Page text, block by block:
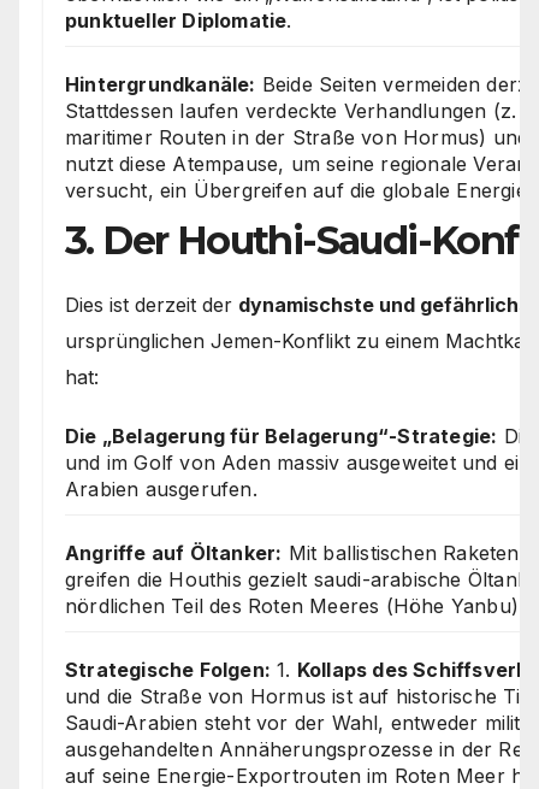
punktueller Diplomatie.
Hintergrundkanäle: Beide Seiten vermeiden
Stattdessen laufen verdeckte Verhandlungen (z.
maritimer Routen in der Straße von Hormus)
nutzt diese Atempause, um seine regionale
versucht, ein Übergreifen auf die globale
3. Der Houthi-Saudi-
Dies ist derzeit der dynamischste und
ursprünglichen Jemen-Konflikt zu einem
hat:
Die „Belagerung für Belagerung“-Strategie:
und im Golf von Aden massiv ausgeweitet und
Arabien ausgerufen.
Angriffe auf Öltanker: Mit ballistischen Raketen
greifen die Houthis gezielt saudi-arabische
nördlichen Teil des Roten Meeres (Höhe Yanbu)
Strategische Folgen: 1. Kollaps des
und die Straße von Hormus ist auf historische
Saudi-Arabien steht vor der Wahl, entweder
ausgehandelten Annäherungsprozesse in der
auf seine Energie-Exportrouten im Roten Meer